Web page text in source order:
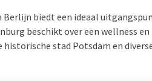
biedt een ideaal
beschikt over een wellness en
stad Potsdam en